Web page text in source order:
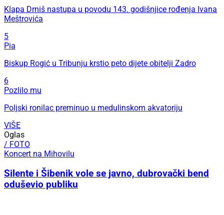
Klapa Drniš nastupa u povodu 143. godišnjice rođenja Ivana
Meštrovića
5
Pia
Biskup Rogić u Tribunju krstio peto dijete obitelji Zadro
6
Pozlilo mu
Poljski ronilac preminuo u medulinskom akvatoriju
VIŠE
Oglas
/ FOTO
Koncert na Mihovilu
Silente i Šibenik vole se javno, dubrovački bend
oduševio publiku